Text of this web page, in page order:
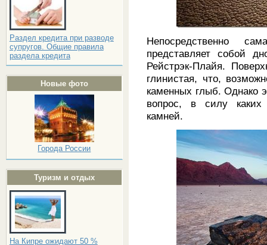
Раздел кредита при разводе
супругов. Общие правила
раздела кредита
Новые фото
Города России
Туризм и отдых
На Кипре ожидают 50 %
Непосредственно
представляет собой
Рейстрэк-Плайя.
глинистая, что,
каменных глыб. Однако
вопрос, в силу каких
камней.